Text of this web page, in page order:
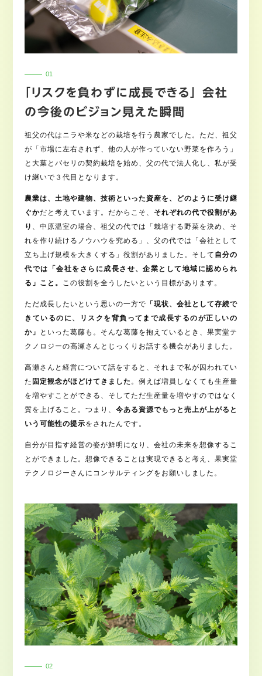
「リスクを負わずに成長できる」 会社
の今後のビジョン見えた瞬間
祖父の代はニラや米などの栽培を行う農家でした。ただ、祖父
が「市場に左右されず、他の人が作っていない野菜を作ろう」
と大葉とパセリの契約栽培を始め、父の代で法人化し、私が受
け継いで３代目となります。
農業は、 土地や建物、技術といった資産を、どのように受け継
ぐかだと考えています。だからこそ、 それぞれの代で役割があ
り
、中原温室の場合、祖父の代では「栽培する野菜を決め、そ
れを作り続けるノウハウを究める」、父の代では「会社として
立ち上げ規模を大きくする」役割がありました。そして 自分の
代では「会社をさらに成長させ、企業として地域に認められ
る」こと 。 この役割を全うしたいという目標があります。
ただ成長したいという思いの一方で 「現状、会社として存続で
きているのに、リスクを背負ってまで成長するのが正しいの
か」
といった葛藤も。そんな葛藤を抱えているとき、果実堂テ
クノロジーの高瀬さんとじっくりお話する機会がありました。
高瀬さんと経営について話をすると、それまで私が囚われてい
た 固定観念がほどけてきました 。例えば増員しなくても生産量
を増やすことができる、そしてただ生産量を増やすのではなく
質を上げること。つまり、今ある資源でもっと売上が上がると
いう可能性の提示をされたんです。
自分が目指す経営の姿が鮮明になり、会社の未来を想像するこ
とができました。想像できることは実現できると考え、果実堂
テクノロジーさんにコンサルティングをお願いしました。